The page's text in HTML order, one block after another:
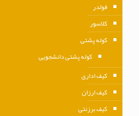
فولدر
کلاسور
کوله پشتی
کوله پشتی دانشجویی
کیف اداری
کیف ارزان
کیف برزنتی